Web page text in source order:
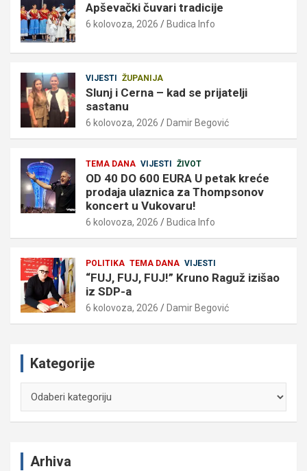
Apševački čuvari tradicije
6 kolovoza, 2026 Budica Info
VIJESTI ŽUPANIJA
Slunj i Cerna – kad se prijatelji
sastanu
6 kolovoza, 2026 Damir Begović
TEMA DANA VIJESTI ŽIVOT
OD 40 DO 600 EURA U petak kreće
prodaja ulaznica za Thompsonov
koncert u Vukovaru!
6 kolovoza, 2026 Budica Info
POLITIKA TEMA DANA VIJESTI
“FUJ, FUJ, FUJ!” Kruno Raguž izišao
iz SDP-a
6 kolovoza, 2026 Damir Begović
Kategorije
Arhiva